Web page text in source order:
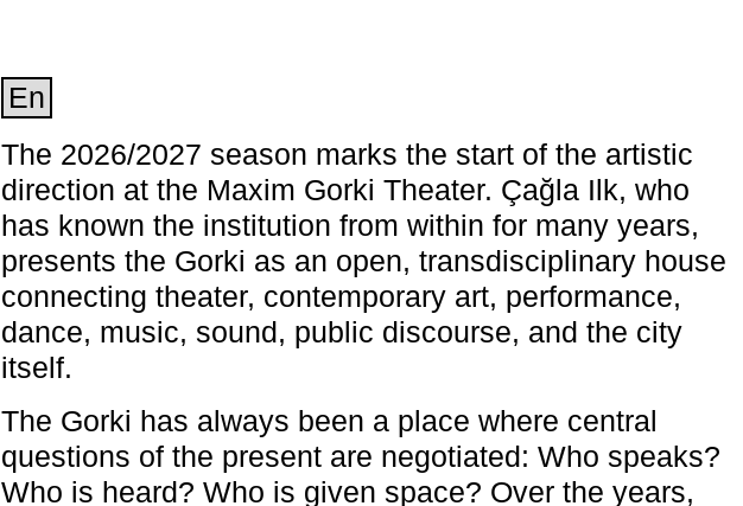
En
The 2026/2027 season marks the start of the artistic
direction at the Maxim Gorki Theater. Çağla Ilk, who
has known the institution from within for many years,
presents the Gorki as an open, transdisciplinary house
connecting theater, contemporary art, performance,
dance, music, sound, public discourse, and the city
itself.
The Gorki has always been a place where central
questions of the present are negotiated: Who speaks?
Who is heard? Who is given space? Over the years,